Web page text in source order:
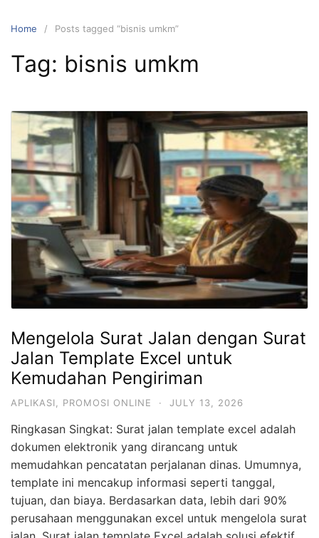
Home Posts tagged “bisnis umkm”
Tag: bisnis umkm
Mengelola Surat Jalan dengan Surat
Jalan Template Excel untuk
Kemudahan Pengiriman
APLIKASI, PROMOSI ONLINE · JULY 13, 2026
Ringkasan Singkat: Surat jalan template excel adalah
dokumen elektronik yang dirancang untuk
memudahkan pencatatan perjalanan dinas. Umumnya,
template ini mencakup informasi seperti tanggal,
tujuan, dan biaya. Berdasarkan data, lebih dari 90%
perusahaan menggunakan excel untuk mengelola surat